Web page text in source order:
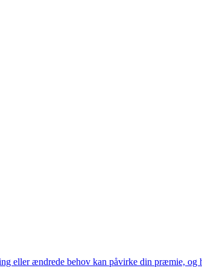
eller ændrede behov kan påvirke din præmie, og